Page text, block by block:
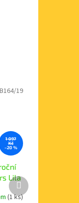
1 097
Kč
–20 %
Lila
(1 ks)
19
Další
produkt